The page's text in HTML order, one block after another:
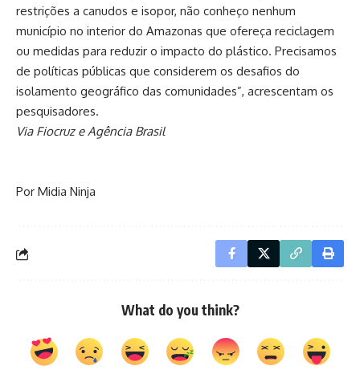
restrições a canudos e isopor, não conheço nenhum
município no interior do Amazonas que ofereça reciclagem
ou medidas para reduzir o impacto do plástico. Precisamos
de políticas públicas que considerem os desafios do
isolamento geográfico das comunidades”, acrescentam os
pesquisadores.
Via Fiocruz e Agência Brasil
Por Midia Ninja
What do you think?